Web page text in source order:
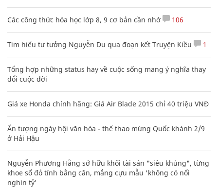
Các công thức hóa học lớp 8, 9 cơ bản cần nhớ 106
Tìm hiểu tư tưởng Nguyễn Du qua đoạn kết Truyện Kiều 1
Tổng hợp những status hay về cuộc sống mang ý nghĩa thay
đổi cuộc đời
Giá xe Honda chính hãng: Giá Air Blade 2015 chỉ 40 triệu VNĐ
Ấn tượng ngày hội văn hóa - thể thao mừng Quốc khánh 2/9
ở Hải Hậu
Nguyễn Phương Hằng sở hữu khối tài sản "siêu khủng", từng
khoe sổ đỏ tính bằng cân, mắng cựu mẫu 'không có nổi
nghìn tỷ'